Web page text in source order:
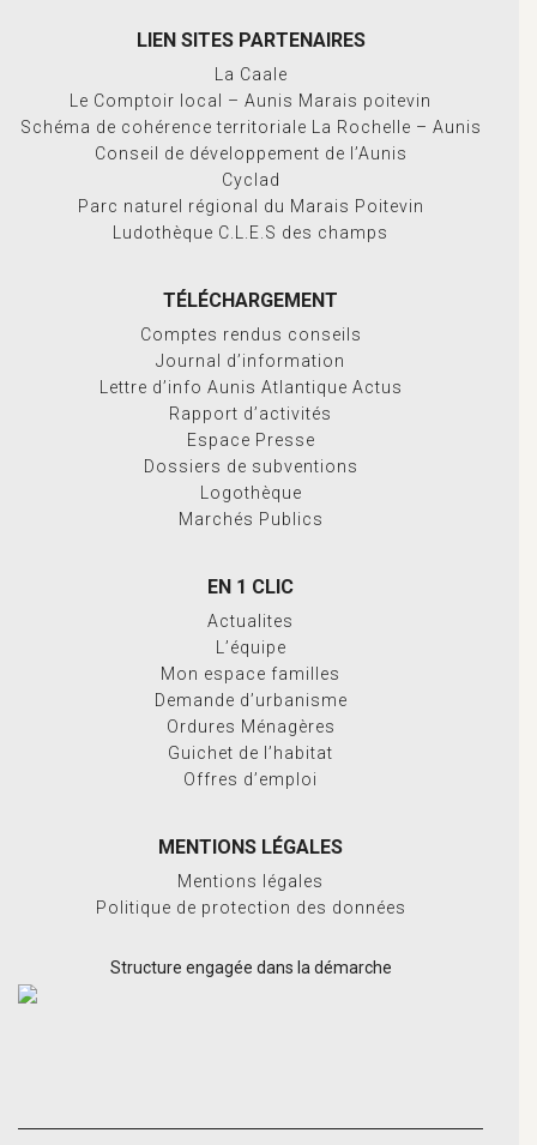
LIEN SITES PARTENAIRES
La Caale
Le Comptoir local – Aunis Marais poitevin
Schéma de cohérence territoriale La Rochelle – Aunis
Conseil de développement de l’Aunis
Cyclad
Parc naturel régional du Marais Poitevin
Ludothèque C.L.E.S des champs
TÉLÉCHARGEMENT
Comptes rendus conseils
Journal d’information
Lettre d’info Aunis Atlantique Actus
Rapport d’activités
Espace Presse
Dossiers de subventions
Logothèque
Marchés Publics
EN 1 CLIC
Actualites
L’équipe
Mon espace familles
Demande d’urbanisme
Ordures Ménagères
Guichet de l’habitat
Offres d’emploi
MENTIONS LÉGALES
Mentions légales
Politique de protection des données
Structure engagée dans la démarche